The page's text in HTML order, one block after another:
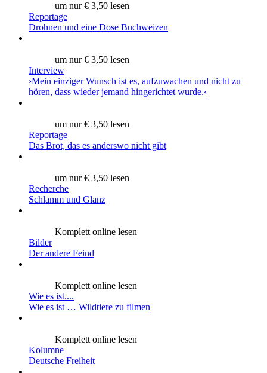
um nur € 3,50 lesen
Reportage
Drohnen und eine Dose Buchweizen
um nur € 3,50 lesen
Interview
›Mein einziger Wunsch ist es, aufzuwachen und nicht zu
hören, dass wieder jemand hingerichtet wurde.‹
um nur € 3,50 lesen
Reportage
Das Brot, das es anderswo nicht gibt
um nur € 3,50 lesen
Recherche
Schlamm und Glanz
Komplett online lesen
Bilder
Der andere Feind
Komplett online lesen
Wie es ist....
Wie es ist … Wildtiere zu filmen
Komplett online lesen
Kolumne
Deutsche Freiheit